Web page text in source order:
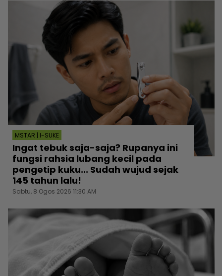
MSTAR | I-SUKE
Ingat tebuk saja-saja? Rupanya ini
fungsi rahsia lubang kecil pada
pengetip kuku... Sudah wujud sejak
145 tahun lalu!
Sabtu, 8 Ogos 2026 11:30 AM